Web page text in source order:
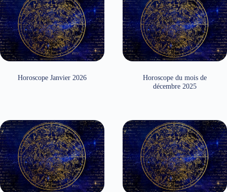
Horoscope Janvier 2026
Horoscope du mois de
décembre 2025